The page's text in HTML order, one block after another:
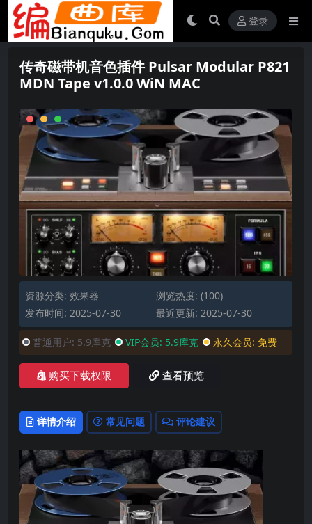
登录
传奇磁带机音色插件 Pulsar Modular P821
MDN Tape v1.0.0 WiN MAC
资源分类: 效果器
浏览热度: (100)
发布时间: 2025-07-30
最近更新: 2025-07-30
普通用户: 5.9库克 VIP会员: 5.9库克 永久会员: 免费
购买下载权限 查看预览
详情介绍 常见问题 评论建议